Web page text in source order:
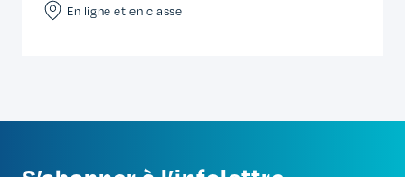
En ligne et en classe